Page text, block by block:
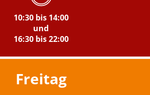
10:30 bis 14:00
und
16:30 bis 22:00
Freitag